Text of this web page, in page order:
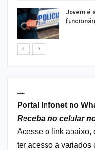
Jovem é
----
Portal Infonet no
Receba no celular
Acesse o link abaixo,
ter acesso a variados